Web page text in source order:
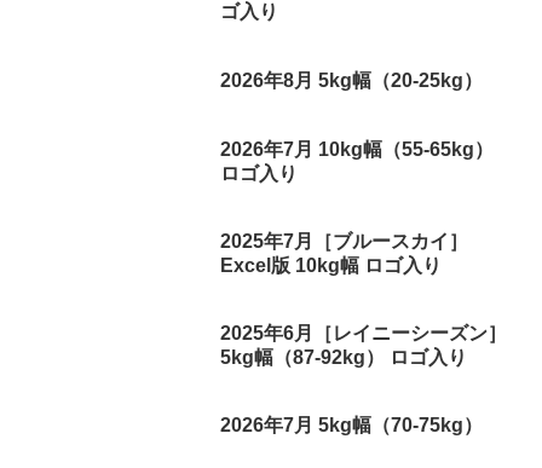
ゴ入り
2026年8月 5kg幅（20-25kg）
2026年7月 10kg幅（55-65kg）
ロゴ入り
2025年7月［ブルースカイ］
Excel版 10kg幅 ロゴ入り
2025年6月［レイニーシーズン］
5kg幅（87-92kg） ロゴ入り
2026年7月 5kg幅（70-75kg）